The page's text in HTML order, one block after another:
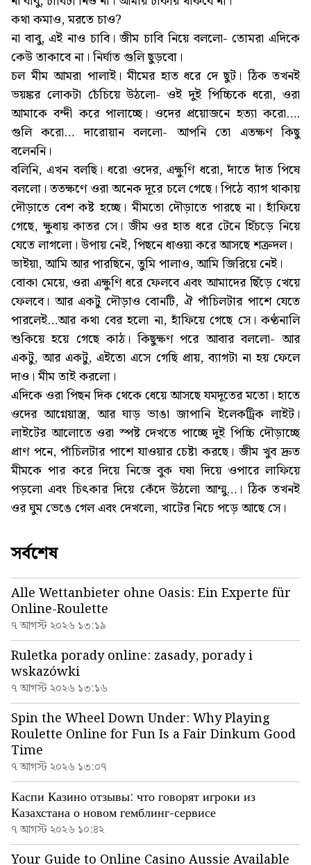
কথা কমাও, মরতে চাও?
না বাবু, এই নাও চাবি। জীম চাবি নিয়ে বললো- তোমরা এদিকে
কেউ তাকাবে না। নির্ঘাত গুলি ছুড়বো।
চল মীম আমরা পালাই। মীমের হাত ধরে দে ছুট। ঠিক তখনই
ভয়ঙ্কর লোকটা চেঁচিয়ে উঠলো- ওই দুই পিচ্চিকে ধরো, ওরা
আমাকে বন্দী করে পালাচ্ছে। ওদের প্রয়োজনে হত্যা করো….
গুলি করো… দারোয়ান বললো- আপনি তো এতক্ষণ কিছু
বলেননি।
বলিনি, এখন বলছি। ধরো ওদের, এক্ষুণি ধরো, দাঁতে দাঁত পিষে
বললো। ততক্ষণে ওরা অনেক দূরে চলে গেছে। পিঠে ব্যাগ থাকায়
দৌড়াতে বেশ কষ্ট হচ্ছে। মীমতো দৌড়াতে পারছে না। হাঁফিয়ে
গেছে, ক্ষুধায় কাতর সে। জীম ওর হাত ধরে টেনে হিঁচড়ে নিয়ে
যেতে লাগলো। উপায় নেই, পিছনে ধাওয়া করে আসছে শত্রুদল।
ভাইয়া, আমি আর পারছিনে, তুমি পালাও, আমি জিরিয়ে নেই।
বোকা মেয়ে, ওরা এক্ষুণি ধরে ফেলবে এবং আমাদের ছিঁড়ে খেয়ে
ফেলবে। আর একটু দৌড়াও বোনটি, ঐ পাঁচিলটার পাশে যেতে
পারলেই…আর কথা বের হলো না, হাঁফিয়ে গেছে সে। কণ্ঠনালি
শুকিয়ে হয়ে গেছে কাঠ। কিছুক্ষণ পরে আবার বললো- আর
একটু, আর একটু, এইতো এসে গেছি প্রায়, ব্যাগটা না হয় ফেলে
দাও। মীম তাই করলো।
এদিকে ওরা পিছন দিক থেকে ধেয়ে আসছে যমদূতের মতো। হাতে
ওদের আগ্নেয়াস্ত্র, আর ঘাড় ভাঙা জাপানি ইলেকট্রিক লাইট।
লাইটের আলোতে ওরা স্পষ্ট দেখতে পাচ্ছে দুই পিচ্চি দৌড়াচ্ছে
প্রাণ পনে, পাঁচিলটার পাশে যাওয়ার চেষ্টা করছে। জীম খুব দ্রুত
মীমকে পার করে দিয়ে নিজে বুক ঘষা দিয়ে ওপারে লাফিয়ে
পড়লো এবং চিৎকার দিয়ে কেঁদে উঠলো আম্মু…। ঠিক তখনই
ওর ঘুম ভেঙে গেল এবং দেখলো, খাটের নিচে পড়ে আছে সে।
সর্বশেষ
Alle Wettanbieter ohne Oasis: Ein Experte für
Online-Roulette
৭ আগস্ট ২০২৬ ১৩:১৯
Ruletka porady online: zasady, porady i
wskazówki
৭ আগস্ট ২০২৬ ১৩:১৬
Spin the Wheel Down Under: Why Playing
Roulette Online for Fun Is a Fair Dinkum Good
Time
৭ আগস্ট ২০২৬ ১৩:০৭
Каспи Казино отзывы: что говорят игроки из
Казахстана о новом гемблинг-сервисе
৭ আগস্ট ২০২৬ ১০:৪২
Your Guide to Online Casino Aussie Available